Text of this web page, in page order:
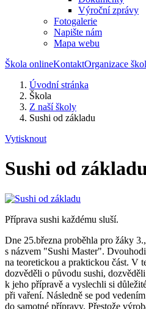
Výroční zprávy
Fotogalerie
Napište nám
Mapa webu
Škola onlineKontaktOrganizace
Úvodní stránka
Škola
Z naší školy
Sushi od základu
Vytisknout
Sushi od
Příprava sushi každému sluší.
Dne 25.března proběhla pro žáky
s názvem "Sushi Master".
na teoretickou a praktickou část. V
dozvěděli o původu sushi,
k jeho přípravě a vyslechli si
při vaření. Následně se pod
do samotné přípravy. Přestože